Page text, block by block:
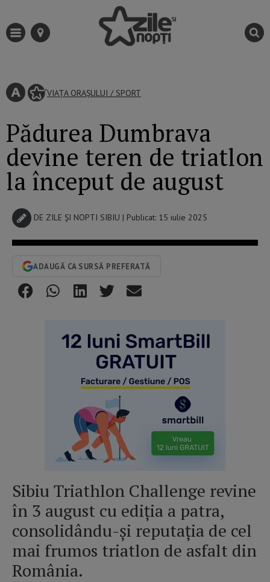
VIAȚA ORAȘULUI / SPORT
Pădurea Dumbrava
devine teren de triatlon
la început de august
DE ZILE ȘI NOPTI SIBIU | Publicat: 15 iulie 2025
ADAUGĂ CA SURSĂ PREFERATĂ
Sibiu Triathlon Challenge revine
în 3 august cu ediția a patra,
consolidându-și reputația de cel
mai frumos triatlon de asfalt din
România.